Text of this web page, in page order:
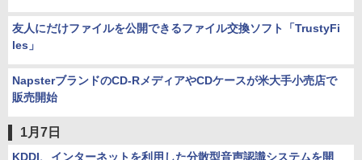
友人にだけファイルを公開できるファイル交換ソフト「TrustyFi
les」
NapsterブランドのCD-RメディアやCDケースが米大手小売店で
販売開始
1月7日
KDDI、インターネットを利用した分散型音声認識システムを開